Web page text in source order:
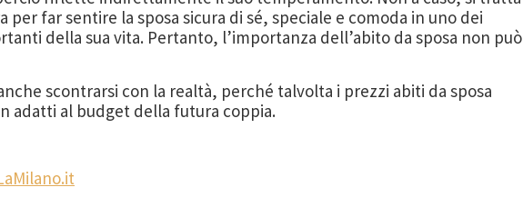
per far sentire la sposa sicura di sé, speciale e comoda in uno dei
della sua vita. Pertanto, l’importanza dell’abito da sposa non può
scontrarsi con la realtà, perché talvolta i prezzi abiti da sposa
adatti al budget della futura coppia.